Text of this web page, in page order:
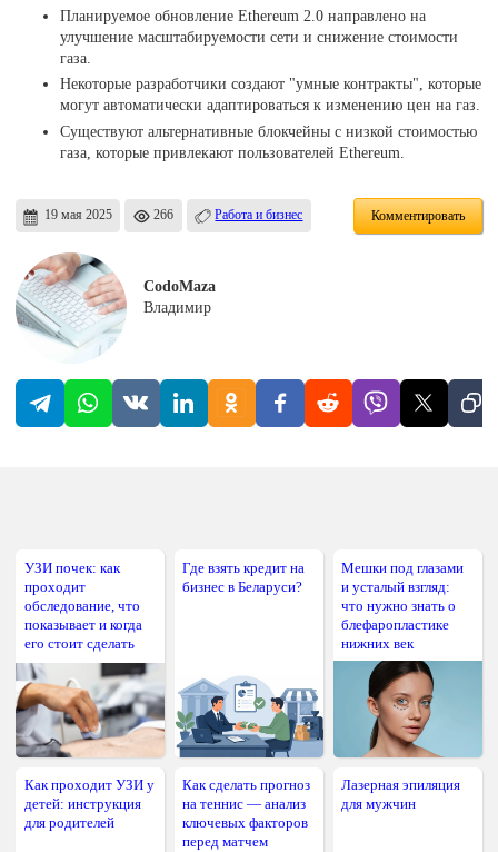
Планируемое обновление Ethereum 2.0 направлено на
улучшение масштабируемости сети и снижение стоимости
газа.
Некоторые разработчики создают "умные контракты", которые
могут автоматически адаптироваться к изменению цен на газ.
Существуют альтернативные блокчейны с низкой стоимостью
газа, которые привлекают пользователей Ethereum.
19 мая 2025 266 Работа и бизнес Комментировать
CodoMaza
Владимир
УЗИ почек: как
проходит
обследование, что
показывает и когда
его стоит сделать
Где взять кредит на
бизнес в Беларуси?
Мешки под глазами
и усталый взгляд:
что нужно знать о
блефаропластике
нижних век
Как проходит УЗИ у
детей: инструкция
для родителей
Как сделать прогноз
на теннис — анализ
ключевых факторов
перед матчем
Лазерная эпиляция
для мужчин